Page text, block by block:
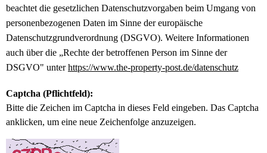
beachtet die gesetzlichen Datenschutzvorgaben beim Umgang von
personenbezogenen Daten im Sinne der europäische
Datenschutzgrundverordnung (DSGVO). Weitere Informationen
auch über die „Rechte der betroffenen Person im Sinne der
DSGVO" unterhttps://www.the-property-post.de/datenschutz
Captcha (Pflichtfeld):
Bitte die Zeichen im Captcha in dieses Feld eingeben. Das Captcha
anklicken, um eine neue Zeichenfolge anzuzeigen.